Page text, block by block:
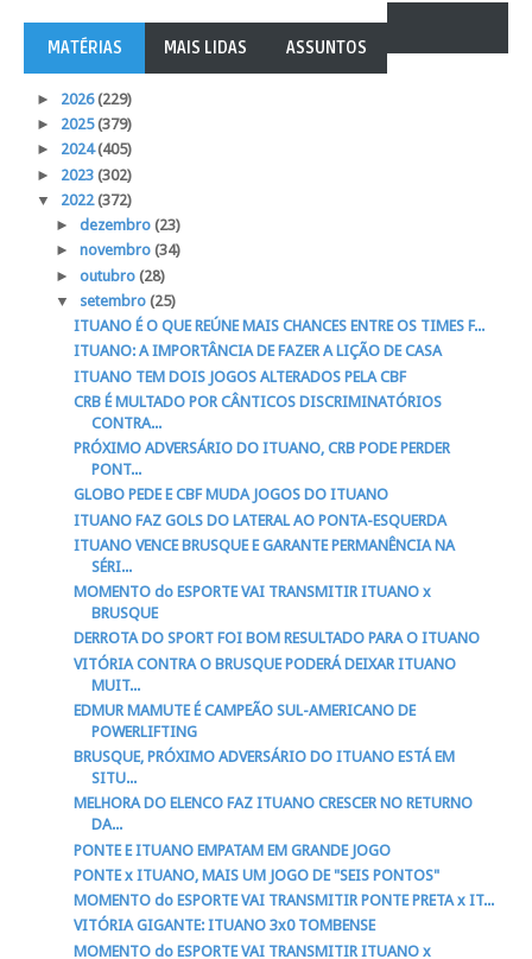
MATÉRIAS MAIS LIDAS ASSUNTOS
► 2026(229)
► 2025(379)
► 2024(405)
► 2023 (302)
▼ 2022(372)
► dezembro (23)
► novembro (34)
► outubro (28)
▼ setembro (25)
ITUANO É O QUE REÚNE MAIS CHANCES ENTRE OS TIMES F...
ITUANO: A IMPORTÂNCIA DE FAZER A LIÇÃO DE CASA
ITUANO TEM DOIS JOGOS ALTERADOS PELA CBF
CRB É MULTADO POR CÂNTICOS DISCRIMINATÓRIOS
CONTRA...
PRÓXIMO ADVERSÁRIO DO ITUANO, CRB PODE PERDER
PONT...
GLOBO PEDE E CBF MUDA JOGOS DO ITUANO
ITUANO FAZ GOLS DO LATERAL AO PONTA-ESQUERDA
ITUANO VENCE BRUSQUE E GARANTE PERMANÊNCIA NA
SÉRI...
MOMENTO do ESPORTE VAI TRANSMITIR ITUANO x
BRUSQUE
DERROTA DO SPORT FOI BOM RESULTADO PARA O ITUANO
VITÓRIA CONTRA O BRUSQUE PODERÁ DEIXAR ITUANO
MUIT...
EDMUR MAMUTE É CAMPEÃO SUL-AMERICANO DE
POWERLIFTING
BRUSQUE, PRÓXIMO ADVERSÁRIO DO ITUANO ESTÁ EM
SITU...
MELHORA DO ELENCO FAZ ITUANO CRESCER NO RETURNO
DA...
PONTE E ITUANO EMPATAM EM GRANDE JOGO
PONTE x ITUANO, MAIS UM JOGO DE "SEIS PONTOS"
MOMENTO do ESPORTE VAI TRANSMITIR PONTE PRETA x IT...
VITÓRIA GIGANTE: ITUANO 3x0 TOMBENSE
MOMENTO do ESPORTE VAI TRANSMITIR ITUANO x